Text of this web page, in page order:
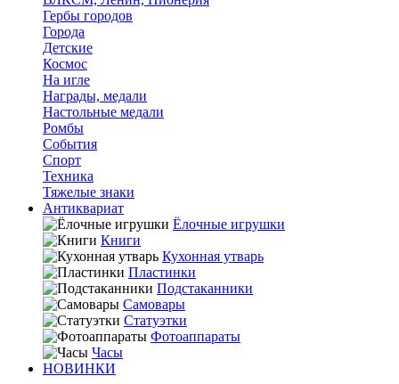
Гербы городов
Города
Детские
Космос
На игле
Награды, медали
Настольные медали
Ромбы
События
Спорт
Техника
Тяжелые знаки
Антиквариат
Ёлочные игрушки
Книги
Кухонная утварь
Пластинки
Подстаканники
Самовары
Статуэтки
Фотоаппараты
Часы
НОВИНКИ